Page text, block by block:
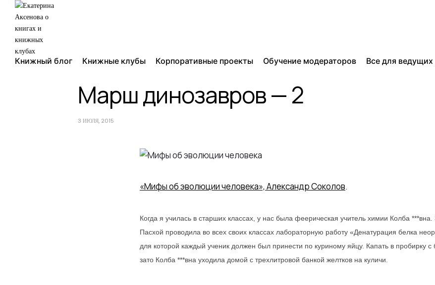
Книжный блог Книжные клубы Корпоративные проекты Обучение модераторов Все для
Марш динозавров — 2
3 ИЮЛЯ, 2015
«Мифы об эволюции человека», Александр Соколов.
Когда я училась в старших классах, у нас была феерическая учитель химии Колба
Пасхой проводила во всех своих классах лабораторную работу «Денатурация белка
для которой каждый ученик должен был принести по куриному яйцу. Капать в пробирку с
зато Колба ***вна уходила домой с трехлитровой банкой желтков на куличи.